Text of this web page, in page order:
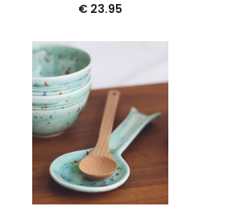
€ 23.95